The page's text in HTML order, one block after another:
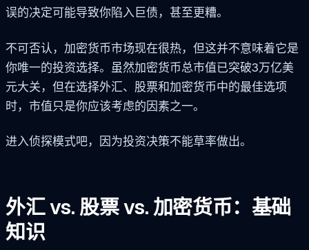
误的决定可能导致你陷入巨债，甚至更糟。
不可否认，加密货币市场现在很热，但这并不意味着它是
你唯一的投资选择。虽然加密货币总市值已突破3万亿美
元大关，但在选择外汇、股票和加密货币中的最佳选项
时，市值只是你应该考虑的因素之一。
进入侦探模式吧，因为投资决策不能草率做出。
外汇 vs. 股票 vs. 加密货币：基础
知识